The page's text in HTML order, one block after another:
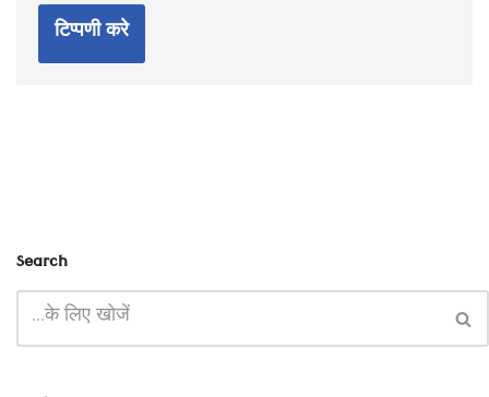
Search